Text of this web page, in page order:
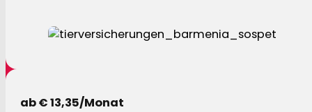
ab € 13,35/Monat